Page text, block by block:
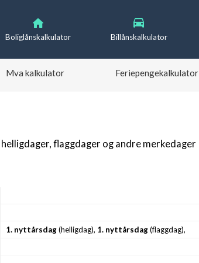
Boliglånskalkulator Billånskalkulator
Mva kalkulator Feriepengekalkulator
flaggdager og andre merkedager
1. nyttårsdag(helligdag), 1. nyttårsdag(flaggdag),